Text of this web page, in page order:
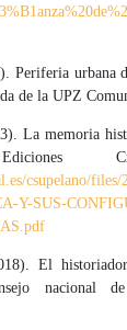
Periferia urbana
de la UPZ
La memoria
csupelano/
Y-SUS-
El
nacional